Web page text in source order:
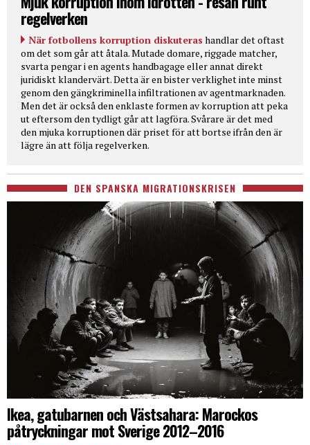
regelverken
När fotbollens korruption diskuteras handlar det oftast
om det som går att åtala. Mutade domare, riggade matcher,
svarta pengar i en agents handbagage eller annat direkt
juridiskt klandervärt. Detta är en bister verklighet inte minst
genom den gängkriminella infiltrationen av agentmarknaden.
Men det är också den enklaste formen av korruption att peka
ut eftersom den tydligt går att lagföra. Svårare är det med
den mjuka korruptionen där priset för att bortse ifrån den är
lägre än att följa regelverken.
DEN SPANSKA MIGRATIONSKRISEN
Ikea, gatubarnen och Västsahara: Marockos
påtryckningar mot Sverige 2012–2016